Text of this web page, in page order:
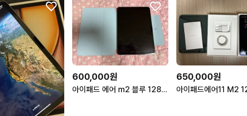
600,000원
아이패드 에어 m2 블루 128g(상태 좋아요)
650,000원
아이패드에어11 M2